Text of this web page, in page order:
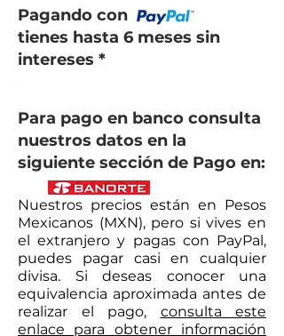
Pagando con
tienes hasta 6 meses sin
intereses *
Para pago en banco consulta
nuestros datos en la
siguiente sección de Pago en:
Nuestros precios están en Pesos
Mexicanos (MXN), pero si vives en
el extranjero y pagas con PayPal,
puedes pagar casi en cualquier
divisa. Si deseas conocer una
equivalencia aproximada antes de
realizar el pago, consulta este
enlace para obtener información